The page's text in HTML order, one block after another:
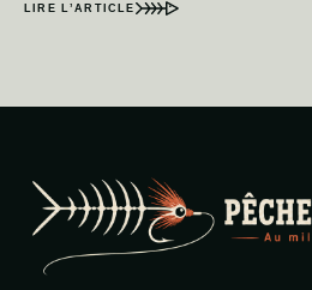
LIRE L’ARTICLE